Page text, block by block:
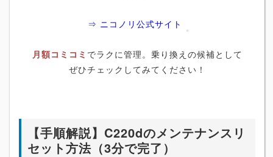
⇒ ニコノリ公式サイト
月額コミコミ でラクに管理。乗り換えの候補として
ぜひチェックしてみてください！
【手順解説】C220dのメンテナンスリ
セット方法（3分で完了）